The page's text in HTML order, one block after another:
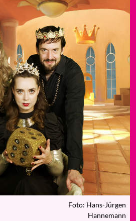
Foto: Hans-Jürgen
Hannemann